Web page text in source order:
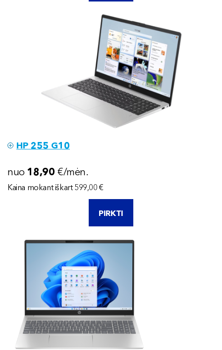
HP 255 G10
nuo 18,90 €/mėn.
Kaina mokant iškart 599,00 €
PIRKTI